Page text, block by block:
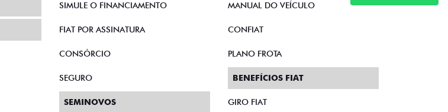
SIMULE O FINANCIAMENTO
FIAT POR ASSINATURA
CONSÓRCIO
SEGURO
SEMINOVOS
MANUAL DO VEÍCULO
CONFIAT
PLANO FROTA
BENEFÍCIOS FIAT
GIRO FIAT